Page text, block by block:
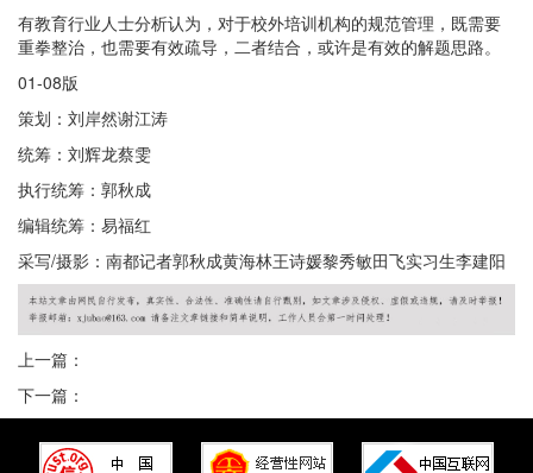
有教育行业人士分析认为，对于校外培训机构的规范管理，既需要
重拳整治，也需要有效疏导，二者结合，或许是有效的解题思路。
01-08版
策划：刘岸然谢江涛
统筹：刘辉龙蔡雯
执行统筹：郭秋成
编辑统筹：易福红
采写/摄影：南都记者郭秋成黄海林王诗媛黎秀敏田飞实习生李建阳
上一篇：
下一篇：